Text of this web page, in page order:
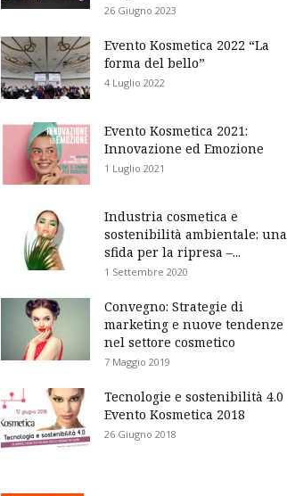
26 Giugno 2023
Evento Kosmetica 2022 “La
forma del bello”
4 Luglio 2022
Evento Kosmetica 2021:
Innovazione ed Emozione
1 Luglio 2021
Industria cosmetica e
sostenibilità ambientale: una
sfida per la ripresa –...
1 Settembre 2020
Convegno: Strategie di
marketing e nuove tendenze
nel settore cosmetico
7 Maggio 2019
Tecnologie e sostenibilità 4.0
Evento Kosmetica 2018
26 Giugno 2018